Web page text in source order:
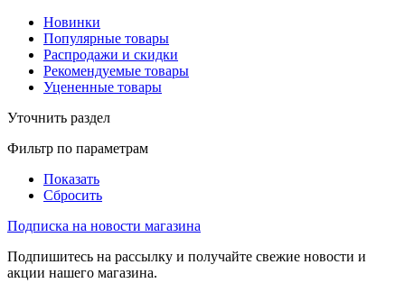
Новинки
Популярные товары
Распродажи и скидки
Рекомендуемые товары
Уцененные товары
Уточнить раздел
Фильтр по параметрам
Показать
Сбросить
Подписка на новости магазина
Подпишитесь на рассылку и получайте свежие новости и
акции нашего магазина.